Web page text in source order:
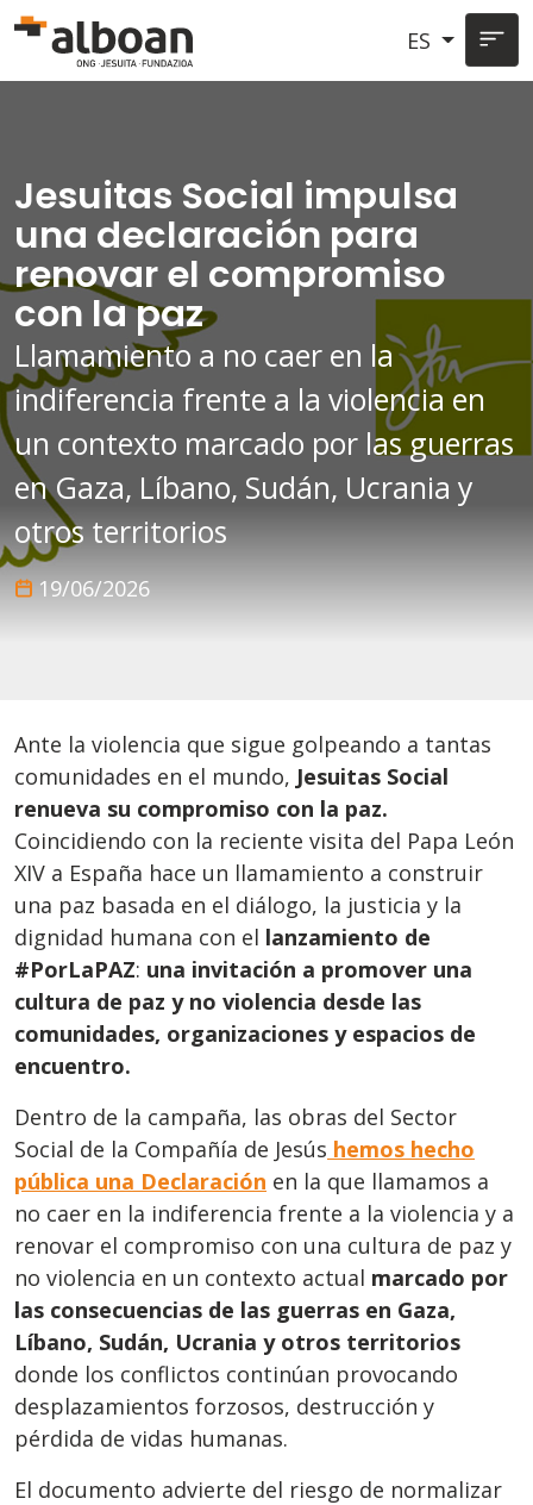
Pasar al contenido principal
ES
Jesuitas Social impulsa
una declaración para
renovar el compromiso
con la paz
Llamamiento a no caer en la
indiferencia frente a la violencia en
un contexto marcado por las guerras
en Gaza, Líbano, Sudán, Ucrania y
otros territorios
19/06/2026
Ante la violencia que sigue golpeando a tantas
comunidades en el mundo, Jesuitas Social
renueva su compromiso con la paz.
Coincidiendo con la reciente visita del Papa León
XIV a España hace un llamamiento a construir
una paz basada en el diálogo, la justicia y la
dignidad humana con el lanzamiento de
#PorLaPAZ: una invitación a promover una
cultura de paz y no violencia desde las
comunidades, organizaciones y espacios de
encuentro.
Dentro de la campaña, las obras del Sector
Social de la Compañía de Jesús hemos hecho
pública una Declaración en la que llamamos a
no caer en la indiferencia frente a la violencia y a
renovar el compromiso con una cultura de paz y
no violencia en un contexto actual marcado por
las consecuencias de las guerras en Gaza,
Líbano, Sudán, Ucrania y otros territorios
donde los conflictos continúan provocando
desplazamientos forzosos, destrucción y
pérdida de vidas humanas.
El documento advierte del riesgo de normalizar